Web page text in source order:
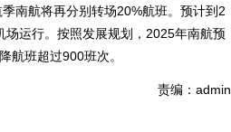
南航将再分别转场20%航班。预计到2
运行。按照发展规划，2025年南航预
航班超过900班次。
责编：admin